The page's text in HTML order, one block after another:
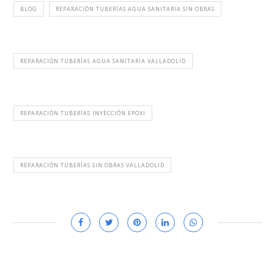
BLOG REPARACIÓN TUBERÍAS AGUA SANITARIA SIN OBRAS
REPARACIÓN TUBERÍAS AGUA SANITARIA VALLADOLID
REPARACIÓN TUBERÍAS INYECCIÓN EPOXI
REPARACIÓN TUBERÍAS SIN OBRAS VALLADOLID